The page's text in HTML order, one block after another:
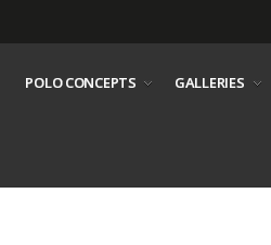
POLO CONCEPTS GALLERIES